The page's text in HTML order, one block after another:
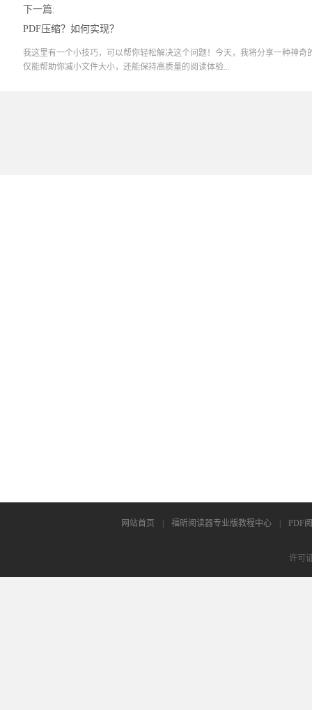
下一篇:
PDF压缩？如何实现？
我这里有一个小技巧，可以帮你轻松解决这个问题！今天，我将分享一种神
仅能帮助你减小文件大小，还能保持高质量的阅读体验...
网站首页 福昕阅读器专业版教程中心 PDF
许可